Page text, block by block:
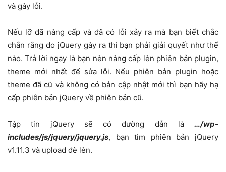
và gây lỗi.
Nếu lỡ đã nâng cấp và đã có lỗi xảy ra mà bạn biết chắc
chắn rằng do jQuery gây ra thì bạn phải giải quyết như thế
nào. Trả lời ngay là bạn nên nâng cấp lên phiên bản plugin,
theme mới nhất để sửa lỗi. Nếu phiên bản plugin hoặc
theme đã cũ và không có bản cập nhật mới thì bạn hãy hạ
cấp phiên bản jQuery về phiên bản cũ.
Tập tin jQuery sẽ có đường dẫn là …/wp-
includes/js/jquery/jquery.js, bạn tìm phiên bản jQuery
v1.11.3 và upload đè lên.